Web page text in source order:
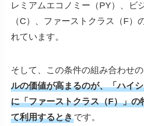
レミアムエコノミー（PY）、ビ
（C）、ファーストクラス（F）
れています。
そして、この条件の組み合わせ
ルの価値が高まるのが、「ハイ
に「ファーストクラス（F）」の
て利用するときです。